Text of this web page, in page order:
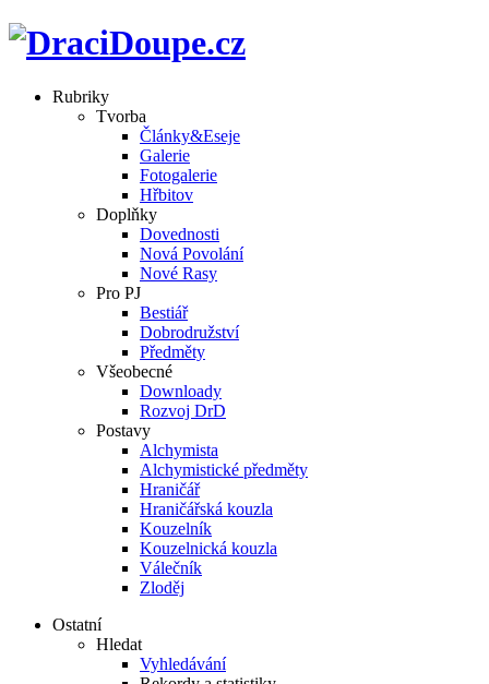
Rubriky
Tvorba
Články&Eseje
Galerie
Fotogalerie
Hřbitov
Doplňky
Dovednosti
Nová Povolání
Nové Rasy
Pro PJ
Bestiář
Dobrodružství
Předměty
Všeobecné
Downloady
Rozvoj DrD
Postavy
Alchymista
Alchymistické předměty
Hraničář
Hraničářská kouzla
Kouzelník
Kouzelnická kouzla
Válečník
Zloděj
Ostatní
Hledat
Vyhledávání